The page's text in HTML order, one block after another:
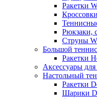
Ракетки
Рюкзаки,
Струны
Большой
Ракетки
Аксессуары для
Настольный
Ракетки
Шарики